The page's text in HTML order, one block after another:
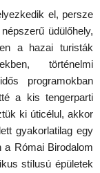
el, persze
üdülőhely,
a hazai turisták
történelmi
programokban
a kis tengerparti
ki úticélul, akkor
gyakorlatilag egy
a Római Birodalom
stílusú épületek